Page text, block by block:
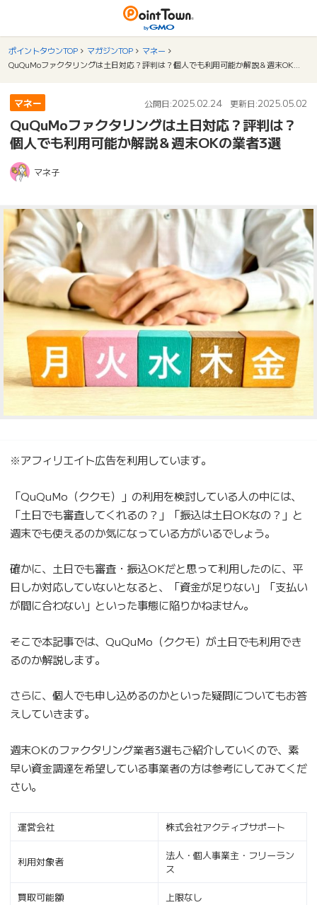
ポイントタウンTOP マガジンTOP
マネー
マネー 公開日:2025.02.24 更新日:2025.05.02
QuQuMoファクタリングは土日対応？評判は？
個人でも利用可能か解説＆週末OKの業者3選
マネ子
※アフィリエイト広告を利用しています。
「QuQuMo（ククモ）」の利用を検討している人の中には、
「土日でも審査してくれるの？」「振込は土日OKなの？」と
週末でも使えるのか気になっている方がいるでしょう。
確かに、土日でも審査・振込OKだと思って利用したのに、平
日しか対応していないとなると、「資金が足りない」「支払い
が間に合わない」といった事態に陥りかねません。
そこで本記事では、QuQuMo（ククモ）が土日でも利用でき
るのか解説します。
さらに、個人でも申し込めるのかといった疑問についてもお答
えしていきます。
週末OKのファクタリング業者3選もご紹介していくので、素
早い資金調達を希望している事業者の方は参考にしてみてくだ
さい。
運営会社 株式会社アクティブサポート
利用対象者
法人・個人事業主・フリーラン
ス
買取可能額 上限なし